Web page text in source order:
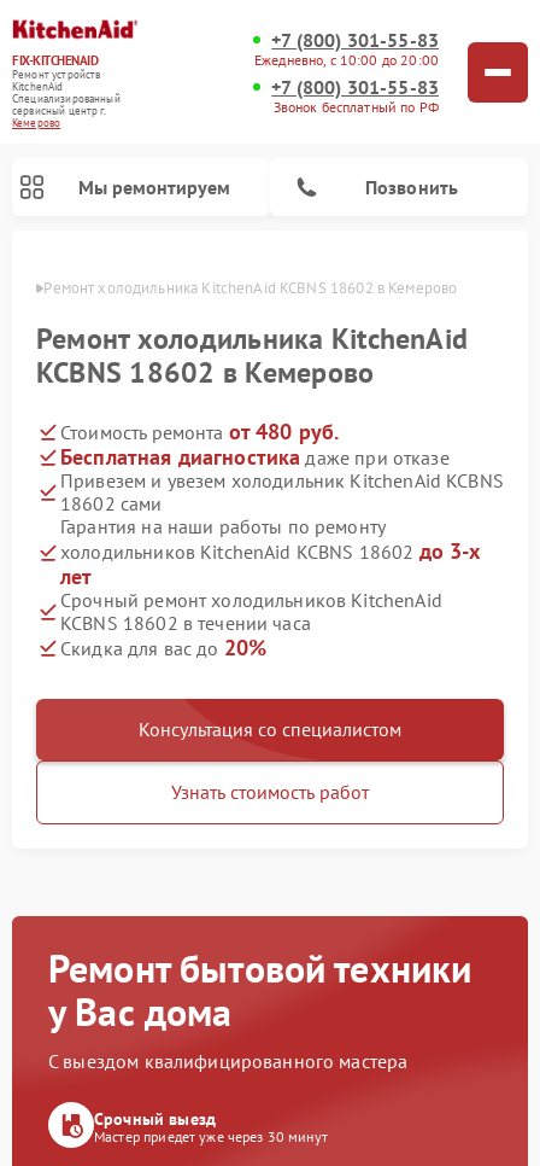
FIX-KITCHENAID
Ремонт устройств
KitchenAid
Специализированный
cервисный центр г.
Кемерово
+7 (800) 301-55-83
Ежедневно, с 10:00 до 20:00
+7 (800) 301-55-83
Звонок бесплатный по РФ
Мы ремонтируем Позвонить
Ремонт холодильника KitchenAid KCBNS 18602 в Кемерово
Ремонт холодильника KitchenAid
KCBNS 18602 в Кемерово
Стоимость ремонта от 480 руб.
Бесплатная диагностика даже при отказе
Привезем и увезем холодильник KitchenAid KCBNS
18602 сами
Гарантия на наши работы по ремонту
холодильников KitchenAid KCBNS 18602 до 3-х
лет
Срочный ремонт холодильников KitchenAid
KCBNS 18602 в течении часа
Скидка для вас до 20%
Консультация со специалистом
Узнать стоимость работ
Ремонт бытовой техники
у Вас дома
С выездом квалифицированного мастера
Срочный выезд
Мастер приедет уже через 30 минут